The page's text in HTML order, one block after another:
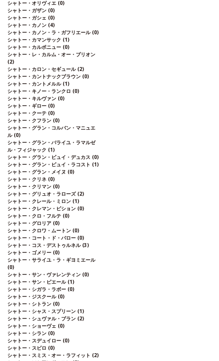
シャトー・オリヴィエ (0)
シャトー・ガザン (0)
シャトー・ガシェ (0)
シャトー・カノン (4)
シャトー・カノン・ラ・ガフリエール (0)
シャトー・カマンサック (1)
シャトー・カルボニュー (0)
シャトー・レ・カルム・オー・ブリオン
(2)
シャトー・カロン・セギュール (2)
シャトー・カントナックブラウン (0)
シャトー・カントメルル (1)
シャトー・キノー・ランクロ (0)
シャトー・キルヴァン (0)
シャトー・ギロー (0)
シャトー・クーテ (0)
シャトー・クフラン (0)
シャトー・グラン・コルバン・マニュエ
ル (0)
シャトー・グラン・バライユ・ラマルゼ
ル・フィジャック (1)
シャトー・グラン・ピュイ・デュカス (0)
シャトー・グラン・ピュイ・ラコスト (1)
シャトー・グラン・メイヌ (0)
シャトー・クリネ (0)
シャトー・クリマン (0)
シャトー・グリュオ・ラローズ (2)
シャトー・クレール・ミロン (1)
シャトー・クレマン・ピション (0)
シャトー・クロ・フルテ (0)
シャトー・グロリア (0)
シャトー・クロワ・ムートン (0)
シャトー・コート・ド・バロー (0)
シャトー・コス・デストゥルネル (3)
シャトー・ゴメリー (0)
シャトー・サライユ・ラ・ギヨミエール
(0)
シャトー・サン・ヴァレンティン (0)
シャトー・サン・ピエール (1)
シャトー・シガラ・ラボー (0)
シャトー・ジスクール (0)
シャトー・シトラン (0)
シャトー・シャス・スプリーン (1)
シャトー・シュヴァル・ブラン (2)
シャトー・ショーヴェ (0)
シャトー・シラン (0)
シャトー・スデュイロー (0)
シャトー・スビロ (0)
シャトー・スミス・オー・ラフィット (2)